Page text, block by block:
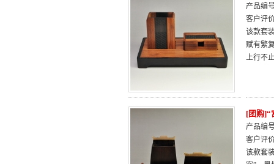
产品编
客户评
该款套
赋有繁
上行不
[团购]“
产品编
客户评
该款套